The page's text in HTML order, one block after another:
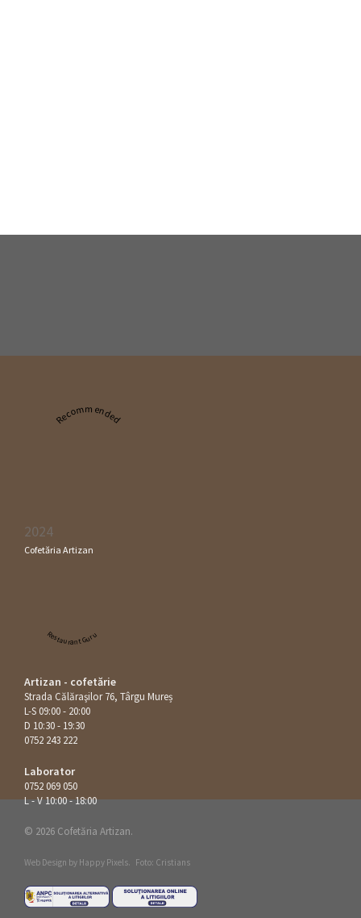
Recommended
2024
Cofetăria Artizan
Restaurant Guru
Artizan - cofetărie
Strada Călăraşilor 76, Târgu Mureș
L-S 09:00 - 20:00
D 10:30 - 19:30
0752 243 222
Laborator
0752 069 050
L - V 10:00 - 18:00
© 2026 Cofetăria Artizan.
Web Design by Happy Pixels. Foto: Cristians